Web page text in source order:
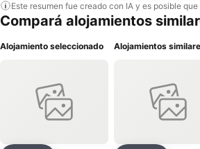
Este resumen fue creado con IA y es posible
Compará alojamientos
Alojamiento seleccionado Alojamientos